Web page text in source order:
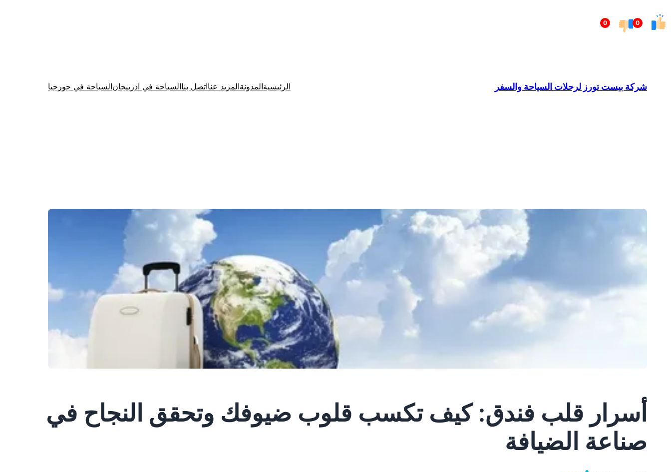
0
0إلى
شركة بيست تورز لرحلات السياحة والسفر الرئيسيةالمدونةالمزيد عنااتصل بناالسياحة في اذربيجانالسياحة في جورجيا
أسرار قلب فندق: كيف تكسب قلوب ضيوفك وتحقق النجاح في
صناعة الضيافة